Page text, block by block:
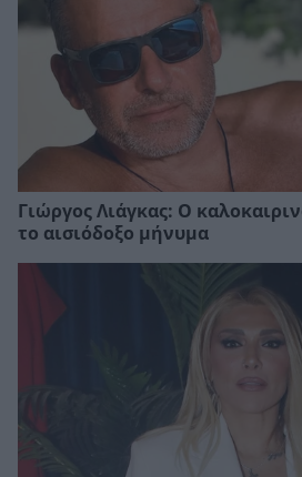
Γιώργος Λιάγκας: Ο
το αισιόδοξο μήνυμα